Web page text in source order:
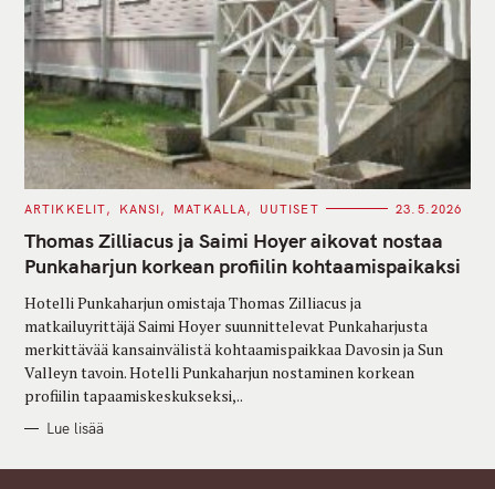
C
T
E
G
O
I
E
S
ARTIKKELIT KANSI MATKALLA UUTISET 23.5.2026
Thomas Zilliacus ja Saimi Hoyer aikovat nostaa
Punkaharjun korkean profiilin kohtaamispaikaksi
Hotelli Punkaharjun omistaja Thomas Zilliacus ja
matkailuyrittäjä Saimi Hoyer suunnittelevat Punkaharjusta
merkittävää kansainvälistä kohtaamispaikkaa Davosin ja Sun
Valleyn tavoin. Hotelli Punkaharjun nostaminen korkean
profiilin tapaamiskeskukseksi,..
Lue lisää